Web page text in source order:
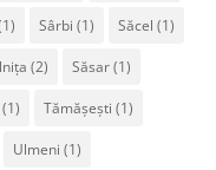
Sârbi (1) Săcel (1)
(2) Săsar(1)
(1) Tămășești (1)
Ulmeni (1)